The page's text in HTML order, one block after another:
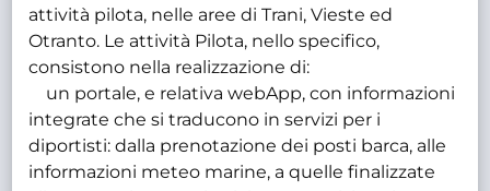
attività pilota, nelle aree di Trani, Vieste ed
Otranto. Le attività Pilota, nello specifico,
consistono nella realizzazione di:
un portale, e relativa webApp, con informazioni
integrate che si traducono in servizi per i
diportisti: dalla prenotazione dei posti barca, alle
informazioni meteo marine, a quelle finalizzate